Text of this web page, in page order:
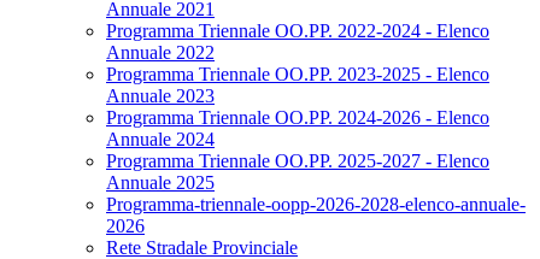
Annuale 2021
Programma Triennale OO.PP. 2022-2024 - Elenco
Annuale 2022
Programma Triennale OO.PP. 2023-2025 - Elenco
Annuale 2023
Programma Triennale OO.PP. 2024-2026 - Elenco
Annuale 2024
Programma Triennale OO.PP. 2025-2027 - Elenco
Annuale 2025
Programma-triennale-oopp-2026-2028-elenco-annuale-
2026
Rete Stradale Provinciale